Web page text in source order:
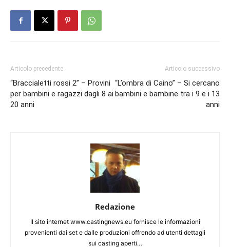
Articolo precedente
“Braccialetti rossi 2” – Provini
per bambini e ragazzi dagli 8 ai
20 anni
Articolo successivo
“L’ombra di Caino” – Si cercano
bambini e bambine tra i 9 e i 13
anni
Redazione
Il sito internet www.castingnews.eu fornisce le informazioni
provenienti dai set e dalle produzioni offrendo ad utenti dettagli
sui casting aperti…